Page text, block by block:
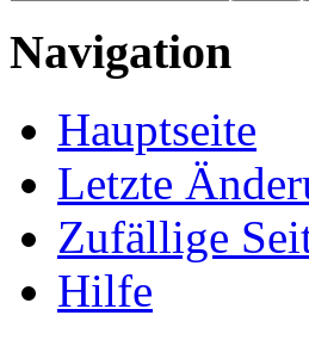
Navigation
Hauptseite
Letzte
Zufällige
Hilfe